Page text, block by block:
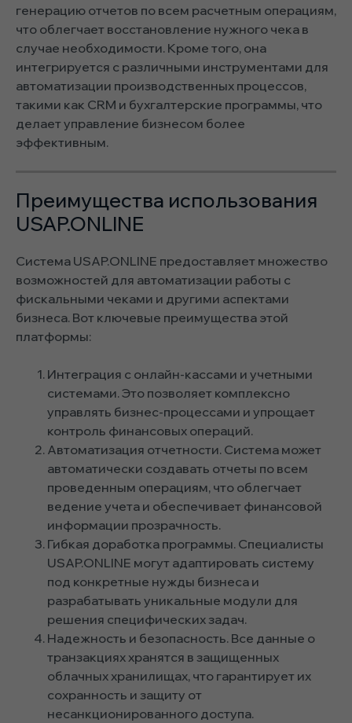
генерацию отчетов по всем расчетным операциям,
что облегчает восстановление нужного чека в
случае необходимости. Кроме того, она
интегрируется с различными инструментами для
автоматизации производственных процессов,
такими как CRM и бухгалтерские программы, что
делает управление бизнесом более
эффективным.
Преимущества использования
USAP.ONLINE
Система USAP.ONLINE предоставляет множество
возможностей для автоматизации работы с
фискальными чеками и другими аспектами
бизнеса. Вот ключевые преимущества этой
платформы:
Интеграция с онлайн-кассами и учетными
системами. Это позволяет комплексно
управлять бизнес-процессами и упрощает
контроль финансовых операций.
Автоматизация отчетности. Система может
автоматически создавать отчеты по всем
проведенным операциям, что облегчает
ведение учета и обеспечивает финансовой
информации прозрачность.
Гибкая доработка программы. Специалисты
USAP.ONLINE могут адаптировать систему
под конкретные нужды бизнеса и
разрабатывать уникальные модули для
решения специфических задач.
Надежность и безопасность. Все данные о
транзакциях хранятся в защищенных
облачных хранилищах, что гарантирует их
сохранность и защиту от
несанкционированного доступа.